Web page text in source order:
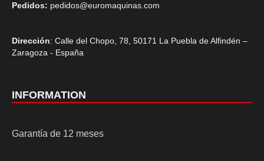
Pedidos: pedidos@euromaquinas.com
Dirección: Calle del Chopo, 78, 50171 La Puebla de Alfindén –
Zaragoza - España
INFORMATION
Garantía de 12 meses